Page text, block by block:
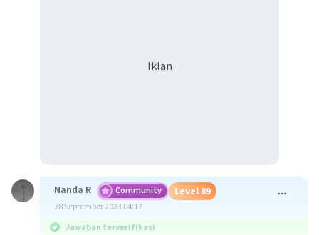
Iklan
Nanda R Community Level 89
28 September 2023 04:17
Jawaban terverifikasi